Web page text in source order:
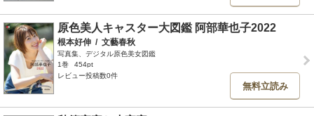
原色美人キャスター大図鑑 阿部華也子2022
根本好伸 / 文藝春秋
写真集、デジタル原色美女図鑑
1巻
454pt
レビュー投稿数0件
無料立読み